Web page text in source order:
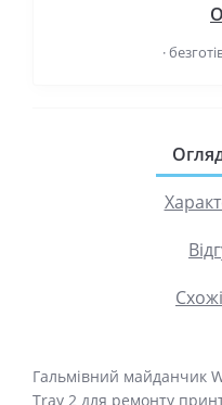
·
Гальмівний майданчик
Tray 2 для ремонту